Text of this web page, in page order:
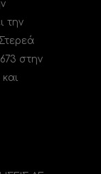
την
στην